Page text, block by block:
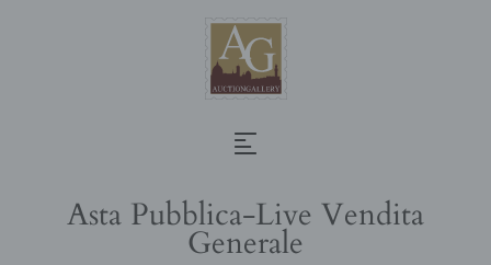
Asta Pubblica-Live Vendita
Generale